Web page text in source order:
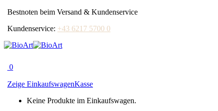
Bestnoten beim Versand & Kundenservice
Kundenservice: +43 6217 5700 0
0
Zeige EinkaufswagenKasse
Keine Produkte im Einkaufswagen.